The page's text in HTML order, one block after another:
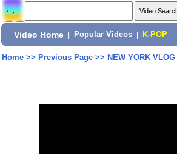
Video Home Popular Videos K-POP
Home>> Previous Page>> NEW YORK